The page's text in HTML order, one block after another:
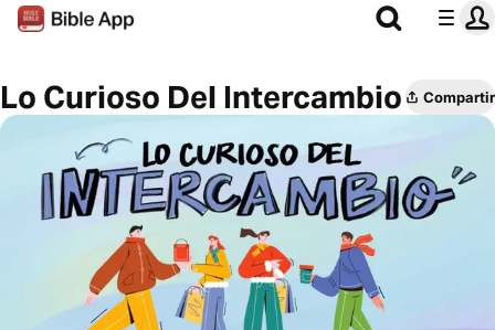
Lo Curioso Del Intercambio Compartir